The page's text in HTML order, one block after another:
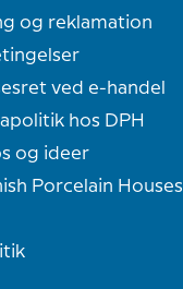
og reklamation
ved e-handel
hos DPH
og ideer
Porcelain Houses